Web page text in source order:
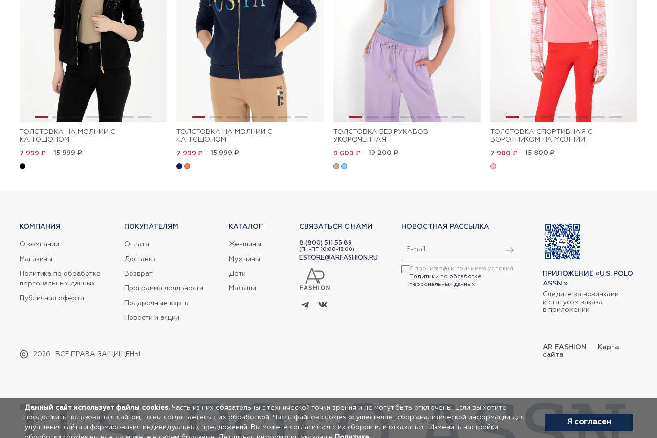
ТОЛСТОВКА НА МОЛНИИ С
КАПЮШОНОМ
15 999 ₽
7 999 ₽
ТОЛСТОВКА НА МОЛНИИ С
КАПЮШОНОМ
15 999 ₽
7 999 ₽
ТОЛСТОВКА БЕЗ РУКАВОВ
УКОРОЧЕННАЯ
19 200 ₽
9 600 ₽
ТОЛСТОВКА СПОРТИВНАЯ С
ВОРОТНИКОМ НА МОЛНИИ
15 800 ₽
7 900 ₽
КОМПАНИЯ
О компании
Магазины
Политика по обработке
персональных данных
Публичная оферта
2026 ВСЕ ПРАВА ЗАЩИЩЕНЫ
ПОКУПАТЕЛЯМ
Оплата
Доставка
Возврат
Программа лояльности
Подарочные карты
Новости и акции
КАТАЛОГ
Женщины
Мужчины
Дети
Малыши
СВЯЗАТЬСЯ С НАМИ
8 (800) 511 55 89
(ПН-ПТ 10:00-18:00)
ESTORE@ARFASHION.RU
НОВОСТНАЯ РАССЫЛКА
Я прочитал(а) и принимаю условия
Политики по обработке
персональных данных
ПРИЛОЖЕНИЕ «U.S. POLO
ASSN.»
Следите за новинками
и статусом заказа
в приложении
AR FASHION
Карта
сайта
Данный сайт использует файлы cookies. Часть из них обязательны с технической точки зрения и не могут быть отключены. Если вы хотите
продолжить пользоваться сайтом, то вы соглашаетесь с их обработкой. Часть файлов cookies осуществляет сбор аналитической информации для
улучшения сайта и формирования индивидуальных предложений. Вы можете согласиться с их сбором или отказаться. Изменить настройки
Я согласен